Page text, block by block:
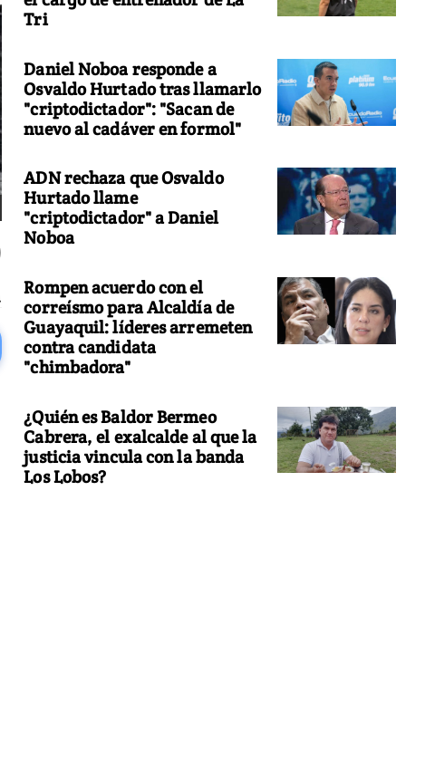
Tri
Daniel Noboa responde a
Osvaldo Hurtado tras llamarlo
"criptodictador": "Sacan de
nuevo al cadáver en formol"
ADN rechaza que Osvaldo
Hurtado llame
"criptodictador" a Daniel
Noboa
Rompen acuerdo con el
correísmo para Alcaldía de
Guayaquil: líderes arremeten
contra candidata
"chimbadora"
¿Quién es Baldor Bermeo
Cabrera, el exalcalde al que la
justicia vincula con la banda
Los Lobos?